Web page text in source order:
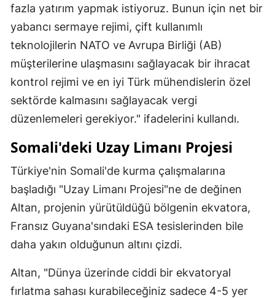
fazla yatırım yapmak istiyoruz. Bunun için net bir
yabancı sermaye rejimi, çift kullanımlı
teknolojilerin NATO ve Avrupa Birliği (AB)
müşterilerine ulaşmasını sağlayacak bir ihracat
kontrol rejimi ve en iyi Türk mühendislerin özel
sektörde kalmasını sağlayacak vergi
düzenlemeleri gerekiyor." ifadelerini kullandı.
Somali'deki Uzay Limanı Projesi
Türkiye'nin Somali'de kurma çalışmalarına
başladığı "Uzay Limanı Projesi"ne de değinen
Altan, projenin yürütüldüğü bölgenin ekvatora,
Fransız Guyana'sındaki ESA tesislerinden bile
daha yakın olduğunun altını çizdi.
Altan, "Dünya üzerinde ciddi bir ekvatoryal
fırlatma sahası kurabileceğiniz sadece 4-5 yer